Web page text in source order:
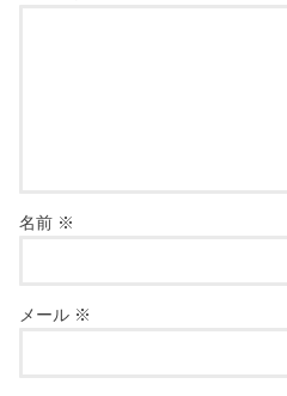
名前 ※
メール ※